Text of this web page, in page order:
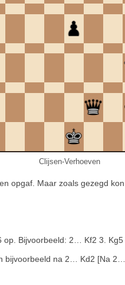
Clijsen-Verhoeven
opgaf. Maar zoals gezegd
Bijvoorbeeld: 2… Kf2 3. Kg5
na 2… Kd2 [Na